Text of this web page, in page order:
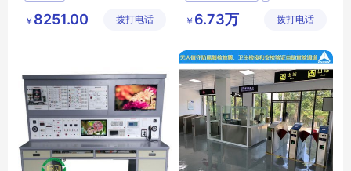
空间机构创新组合及演示实验装置
设备有限
￥ 8251.00 拨打电话
地铁票务培训考核设备
地铁票务考评设备
有限公司
￥ 6.73万 拨打电话